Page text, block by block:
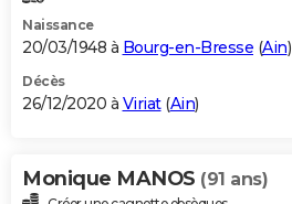
Naissance
20/03/1948 à Bourg-en-Bresse (Ain)
Décès
26/12/2020 à Viriat(Ain)
Monique MANOS (91 ans)